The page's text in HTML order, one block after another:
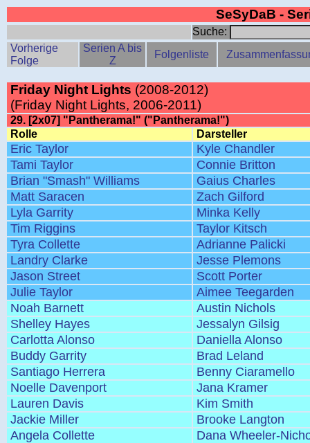
SeSyDaB -
Suche:
Vorherige
Folge
Serien A bis
Z
Folgenliste
Friday Night Lights (2008-2012)
(Friday Night Lights, 2006-2011)
29. [2x07] "Pantherama!" ("Pantherama!")
Rolle
Darsteller
Eric Taylor
Kyle Chandler
Tami Taylor
Connie Britton
Brian "Smash" Williams
Gaius Charles
Matt Saracen
Zach Gilford
Lyla Garrity
Minka Kelly
Tim Riggins
Taylor Kitsch
Tyra Collette
Adrianne Palicki
Landry Clarke
Jesse Plemons
Jason Street
Scott Porter
Julie Taylor
Aimee Teegarden
Noah Barnett
Austin Nichols
Shelley Hayes
Jessalyn Gilsig
Carlotta Alonso
Daniella Alonso
Buddy Garrity
Brad Leland
Santiago Herrera
Benny Ciaramello
Noelle Davenport
Jana Kramer
Lauren Davis
Kim Smith
Jackie Miller
Brooke Langton
Angela Collette
Dana Wheeler-